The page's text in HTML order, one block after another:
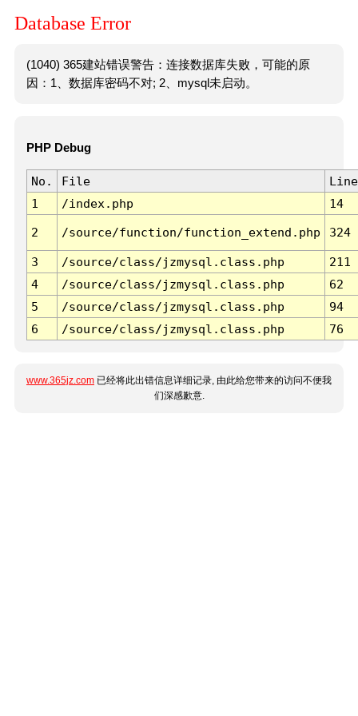
Database Error
(1040) 365建站错误警告：连接数据库失败，可能的原
因：1、数据库密码不对; 2、mysql未启动。
PHP Debug
No. File
Line
1
/index.php 14
2 /source/function/function_extend.php 324
3 /source/class/jzmysql.class.php
211
4
/source/class/jzmysql.class.php
62
5
/source/class/jzmysql.class.php
94
6
/source/class/jzmysql.class.php 76
www.365jz.com 已经将此出错信息详细记录, 由此给您带来的访问不便我
们深感歉意.